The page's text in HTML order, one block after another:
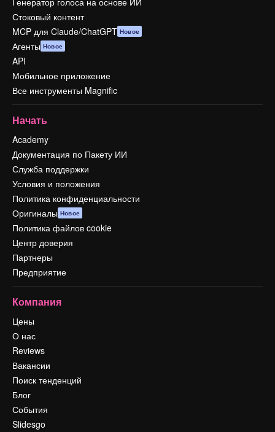
Стоковый контент
MCP для Claude/ChatGPT Новое
Агенты Новое
API
Мобильное приложение
Все инструменты Magnific
Начать
Academy
Документация по Пакету ИИ
Служба поддержки
Условия и положения
Политика конфиденциальности
Оригиналы Новое
Политика файлов cookie
Центр доверия
Партнеры
Предприятие
Компания
Цены
О нас
Reviews
Вакансии
Поиск тенденций
Блог
События
Slidesgo